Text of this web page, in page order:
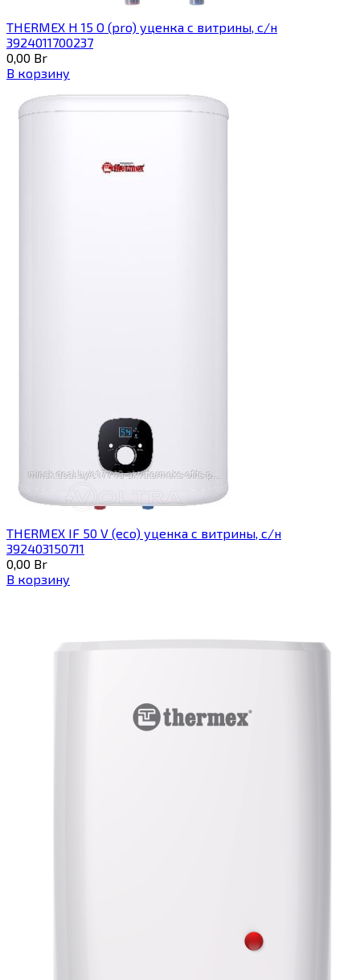
THERMEX H 15 O (pro) уценка с витрины, с/н
3924011700237
0,00 Br
В корзину
THERMEX IF 50 V (eco) уценка c витрины, с/н
392403150711
0,00 Br
В корзину